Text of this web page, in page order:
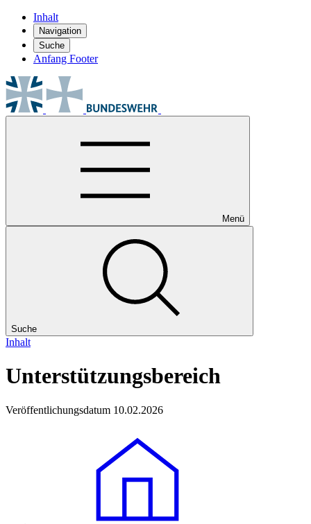
Inhalt
Navigation
Suche
Anfang Footer
Menü
Suche
Inhalt
Unterstützungsbereich
Veröffentlichungsdatum 10.02.2026